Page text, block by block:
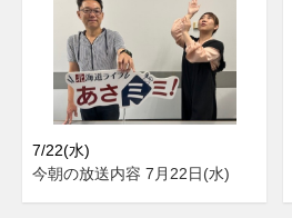
7/22(水)
今朝の放送内容 7月22日(水)